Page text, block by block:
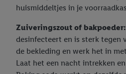
huismiddeltjes in je
Zuiveringszout of bakpoeder:
desinfecteert en is sterk tegen
de bekleding en werk het in
Laat het een nacht intrekken